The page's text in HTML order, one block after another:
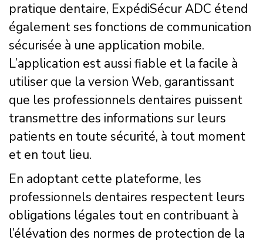
pratique dentaire, ExpédiSécur ADC étend
également ses fonctions de communication
sécurisée à une application mobile.
L’application est aussi fiable et la facile à
utiliser que la version Web, garantissant
que les professionnels dentaires puissent
transmettre des informations sur leurs
patients en toute sécurité, à tout moment
et en tout lieu.
En adoptant cette plateforme, les
professionnels dentaires respectent leurs
obligations légales tout en contribuant à
l’élévation des normes de protection de la